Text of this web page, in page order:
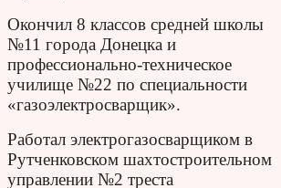
Окончил 8 классов средней школы
№11 города Донецка и
профессионально-техническое
училище №22 по специальности
«газоэлектросварщик».
Работал электрогазосварщиком в
Рутченковском шахтостроительном
управлении №2 треста